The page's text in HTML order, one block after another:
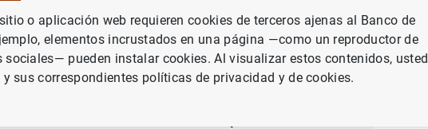
ESPAÑA
o aplicación web requieren cookies de terceros ajenas al Banco de
elementos incrustados en una página —como un reproductor de
sociales— pueden instalar cookies. Al visualizar estos contenidos, usted
sus correspondientes políticas de privacidad y de cookies.